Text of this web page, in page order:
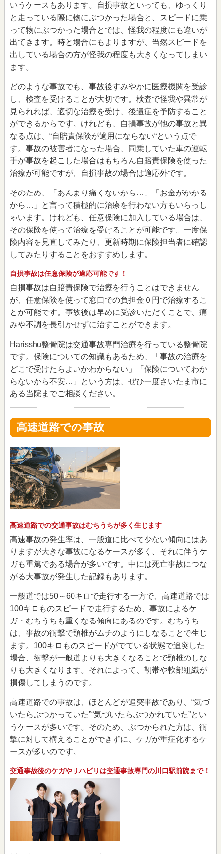
いうケースもあります。自損事故といっても、ゆっくり
と走っている際に物にぶつかった場合と、スピードに乗
って物にぶつかった場合とでは、怪我の程度にも違いが
出てきます。時と場合にもよりますが、当然スピードを
出している場合の方が怪我の程度も大きくなってしまい
ます。
どのような事故でも、事故後すみやかに医療機関を受診
し、検査を受けることが大切です。検査で怪我や異常が
見られれば、適切な治療を受け、後遺症を予防すること
ができるからです。けれども、自損事故が他の事故と異
なる点は、“自賠責保険が適用にならない“という点で
す。事故の被害者になった場合、同乗していた車の運転
手が事故を起こした場合はもちろん自賠責保険を使った
治療が可能ですが、自損事故の場合は適応外です。
そのため、「あんまり痛くないから…」「お金がかかる
から…」と言って積極的に治療を行わない方もいらっし
ゃいます。けれども、任意保険に加入している場合は、
その保険を使って治療を受けることが可能です。一度保
険内容を見直してみたり、更新時期に保険担当者に確認
してみたりすることをおすすめします。
自損事故は任意保険が適応可能です！
自損事故は自賠責保険で治療を行うことはできません
が、任意保険を使って窓口での負担金０円で治療するこ
とが可能です。事故後は早めに受診いただくことで、痛
みや不調を長引かせずに治すことができます。
Harisshu整骨院は交通事故専門治療を行っている整骨院
です。保険についての知識もあるため、「事故の治療を
どこで受けたらよいかわからない」「保険についてわか
らないから不安…」という方は、ぜひ一度さいたま市に
ある当院までご相談ください。
高速道路での事故
高速道路での交通事故はむちうちが多く生じます
高速事故の発生率は、一般道に比べて少ない傾向にはあ
りますが大きな事故になるケースが多く、それに伴うケ
ガも重篤である場合が多いです。中には死亡事故につな
がる大事故が発生した記録もあります。
一般道では50～60キロで走行する一方で、高速道路では
100キロものスピードで走行するため、事故によるケ
ガ・むちうちも重くなる傾向にあるのです。むちうち
は、事故の衝撃で頸椎がムチのようにしなることで生じ
ます。100キロものスピードがでている状態で追突した
場合、衝撃が一般道よりも大きくなることで頸椎のしな
りも大きくなります。それによって、靭帯や軟部組織が
損傷してしまうのです。
高速道路での事故は、ほとんどが追突事故であり、“気づ
いたらぶつかっていた”“気づいたらぶつかれていた”とい
うケースが多いです。そのため、ぶつかられた方は、衝
撃に対して構えることができずに、ケガが重症化するケ
ースが多いのです。
交通事故後のケガやリハビリは交通事故専門の川口駅前院まで！